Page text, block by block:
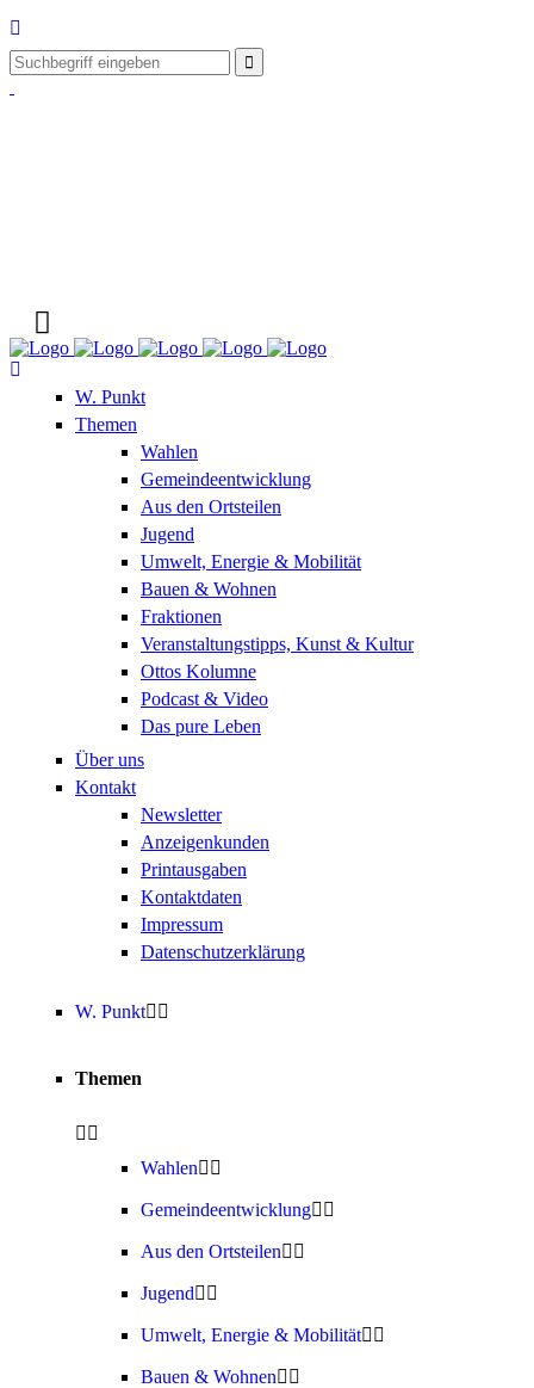
W. Punkt
Themen
Wahlen
Gemeindeentwicklung
Aus den Ortsteilen
Jugend
Umwelt, Energie & Mobilität
Bauen & Wohnen
Fraktionen
Veranstaltungstipps, Kunst & Kultur
Ottos Kolumne
Podcast & Video
Das pure Leben
Über uns
Kontakt
Newsletter
Anzeigenkunden
Printausgaben
Kontaktdaten
Impressum
Datenschutzerklärung
W. Punkt
Themen
Wahlen
Gemeindeentwicklung
Aus den Ortsteilen
Jugend
Umwelt, Energie & Mobilität
Bauen & Wohnen